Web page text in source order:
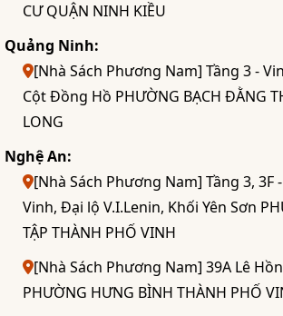
CƯ QUẬN NINH KIỀU
Quảng Ninh:
[Nhà Sách Phương Nam] Tầng 3 -
Cột Đồng Hồ PHƯỜNG BẠCH ĐẰNG
LONG
Nghệ An:
[Nhà Sách Phương Nam] Tầng 3, 3F
Vinh, Đại lộ V.I.Lenin, Khối Yên Sơn
TẬP THÀNH PHỐ VINH
[Nhà Sách Phương Nam] 39A Lê
PHƯỜNG HƯNG BÌNH THÀNH PHỐ